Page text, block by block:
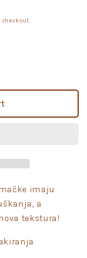
imaju
a
tekstura!